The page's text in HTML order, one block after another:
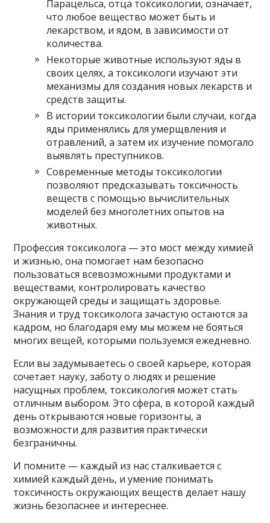
Парацельса, отца токсикологии, означает,
что любое вещество может быть и
лекарством, и ядом, в зависимости от
количества.
Некоторые животные используют яды в
своих целях, а токсикологи изучают эти
механизмы для создания новых лекарств и
средств защиты.
В истории токсикологии были случаи, когда
яды применялись для умерщвления и
отравлений, а затем их изучение помогало
выявлять преступников.
Современные методы токсикологии
позволяют предсказывать токсичность
веществ с помощью вычислительных
моделей без многолетних опытов на
животных.
Профессия токсиколога — это мост между химией
и жизнью, она помогает нам безопасно
пользоваться всевозможными продуктами и
веществами, контролировать качество
окружающей среды и защищать здоровье.
Знания и труд токсиколога зачастую остаются за
кадром, но благодаря ему мы можем не бояться
многих вещей, которыми пользуемся ежедневно.
Если вы задумываетесь о своей карьере, которая
сочетает науку, заботу о людях и решение
насущных проблем, токсикология может стать
отличным выбором. Это сфера, в которой каждый
день открываются новые горизонты, а
возможности для развития практически
безграничны.
И помните — каждый из нас сталкивается с
химией каждый день, и умение понимать
токсичность окружающих веществ делает нашу
жизнь безопаснее и интереснее.